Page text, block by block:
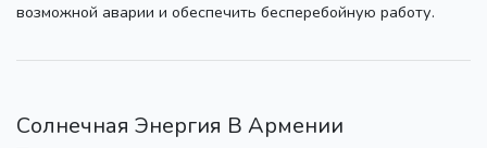
возможной аварии и обеспечить бесперебойную работу.
Солнечная Энергия В Армении